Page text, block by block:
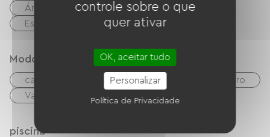
Área de piquenique
boate
Estação termal
Modos de paiement
cartão do banco Verificações
dinheiro
Vales de férias (ANCV)
piscina
controle sobre o que
quer ativar
OK, aceitar tudo
Personalizar
Política de Privacidade